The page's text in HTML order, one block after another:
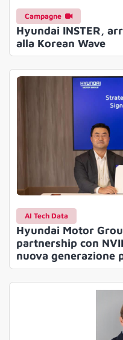
Campagne
Hyundai INSTER,
alla Korean Wave
AI Tech Data
Hyundai Motor
partnership con
nuova generazione